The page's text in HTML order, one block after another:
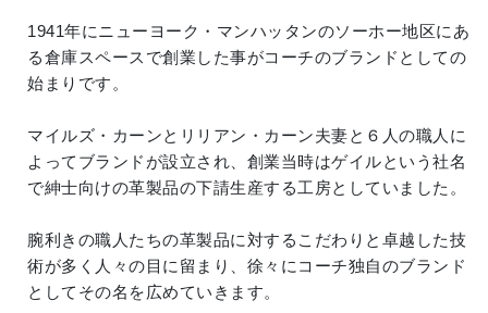
1941年にニューヨーク・マンハッタンのソーホー地区にあ
る倉庫スペースで創業した事がコーチのブランドとしての
始まりです。
マイルズ・カーンとリリアン・カーン夫妻と６人の職人に
よってブランドが設立され、創業当時はゲイルという社名
で紳士向けの革製品の下請生産する工房としていました。
腕利きの職人たちの革製品に対するこだわりと卓越した技
術が多く人々の目に留まり、徐々にコーチ独自のブランド
としてその名を広めていきます。